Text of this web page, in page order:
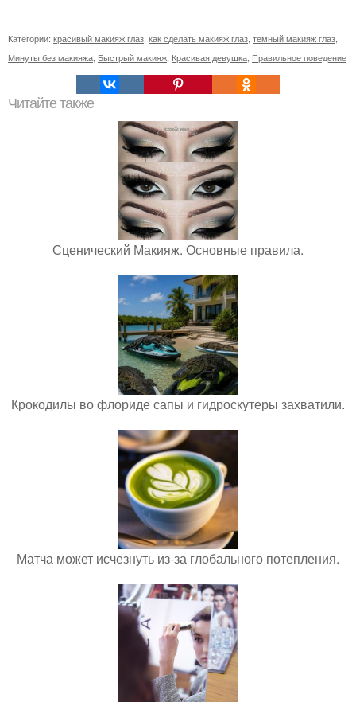
Категории: красивый макияж глаз как сделать макияж глаз темный макияж глаз
Минуты без макияжа Быстрый макияж Красивая девушка Правильное поведение
Читайте также
Сценический Макияж. Основные правила.
Крокодилы во флориде сапы и гидроскутеры захватили.
Матча может исчезнуть из-за глобального потепления.